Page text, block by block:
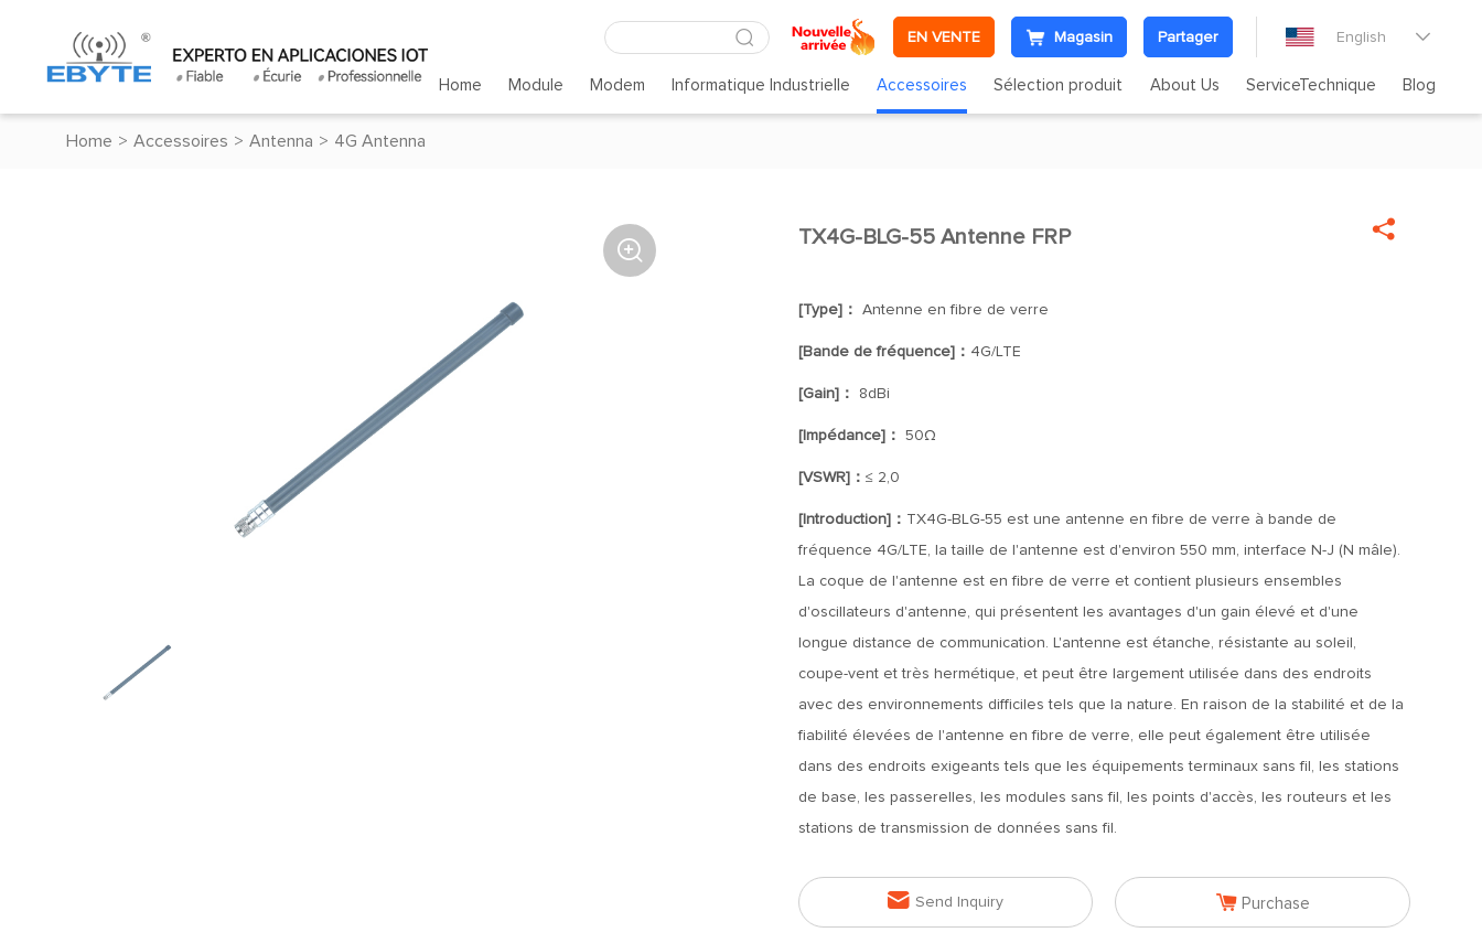
EN VENTE Magasin Partager English 
Home Module Modem Informatique Industrielle Accessoires Sélection produit About Us ServiceTechnique Blog
Home > Accessoires > Antenna > 4G Antenna

TX4G-BLG-55 Antenne FRP 
[Type]： Antenne en fibre de verre
[Bande de fréquence]： 4G/LTE
[Gain]： 8dBi
[Impédance]： 50Ω
[VSWR]： ≤ 2,0
[Introduction]： TX4G-BLG-55 est une antenne en fibre de verre à bande de
fréquence 4G/LTE, la taille de l'antenne est d'environ 550 mm, interface N-J (N mâle).
La coque de l'antenne est en fibre de verre et contient plusieurs ensembles
d'oscillateurs d'antenne, qui présentent les avantages d'un gain élevé et d'une
longue distance de communication. L'antenne est étanche, résistante au soleil,
coupe-vent et très hermétique, et peut être largement utilisée dans des endroits
avec des environnements difficiles tels que la nature. En raison de la stabilité et de la
fiabilité élevées de l'antenne en fibre de verre, elle peut également être utilisée
dans des endroits exigeants tels que les équipements terminaux sans fil, les stations
de base, les passerelles, les modules sans fil, les points d'accès, les routeurs et les
stations de transmission de données sans fil.
 Send Inquiry  Purchase